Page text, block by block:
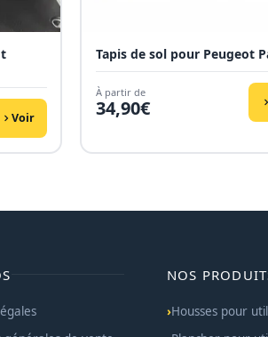
Voir
Tapis de sol pour Peugeot
À partir de
34,90€
NOS
Housses pour